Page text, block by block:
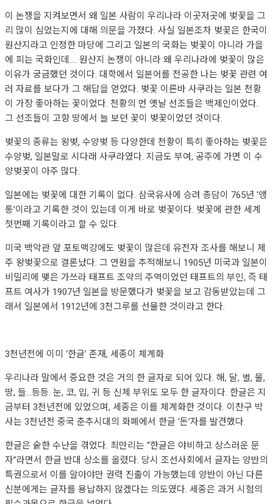
이 논쟁을 지켜보면서 왜 일본 사람이 우리나라 이곳저곳에 벚꽃을 그
리 많이 심었는지에 대해 의문을 가졌다. 사실 일본조차 벚꽃은 한국이
원산지라고 인정한 마당에 그리고 일본의 국화는 벚꽃이 아니라 가을
에 피는 국화인데…. 원산지 논쟁이 아니라 왜 우리나라에 벚꽃이 많은
이유가 궁금했던 것이다. 대학에서 일본어를 전공한 나는 벚꽃 관련 여
러 자료를 보다가 그 해답을 얻었다. 벚꽃 이른바 사쿠라는 일본 천황
이 가장 좋아하는 꽃이었다. 천황의 먼 옛날 선조들은 백제인이었다.
그 선조들이 고향 땅에서 늘 보던 꽃이 벚꽃이었던 것이다.
벚꽃의 종류는 왕벚, 수양벚 등 다양한데 천황이 특히 좋아하는 벚꽃은
수양벚, 일본말로 시다래 사쿠라였다. 지금도 부여, 공주에 가면 이 수
양벚꽃이 아주 많다.
일본에는 벚꽃에 대한 기록이 없다. 삼국유사에 승려 총담이 765년 ‘앵
통’이라고 기록한 것이 있는데 이게 바로 벚꽃이다. 벚꽃에 관한 세계
첫번째 기록이라고 할 수 있다.
미국 백악관 앞 포토맥강에도 벚꽃이 많은데 유전자 조사를 해보니 제
주 왕벚꽃으로 결론났다. 그 연원을 추적해보니 1905년 미국과 일본이
비밀리에 맺은 가쓰라 태프트 조약의 주역이었던 태프트의 부인, 즉 태
프트 여사가 1907년 일본을 방문했다가 벚꽃을 보고 감동받았는데 그
래서 일본에서 1912년에 3천그루를 선물한 것이라고 한다.
3천년전에 이미 ‘한글’ 존재, 세종이 체계화
우리나라 말에서 중요한 것은 거의 한 글자로 되어 있다. 해, 달, 별, 물,
땅, 들…등등. 눈, 코, 입, 귀 등 신체 부위도 모두 한 글자이다. 한글은 지
금부터 3천년전에 있었으며, 세종은 이를 체계화한 것이다. 이찬구 박
사는 3천년전 중국 춘추시대의 화폐에서 한글 ‘돈’자를 발견했다.
한글은 숱한 수난을 겪었다. 최만리는 “한글은 야비하고 상스러운 문
자”라면서 한글 반대 상소를 올렸다. 당시 조선사회에서 글자는 양반의
특권으로서 이를 알아야만 권력 진출이 가능했는데 양반이 아닌 다른
신분에게는 글자를 용납하지 않겠다는 의도였다. 세종은 과거 시험의